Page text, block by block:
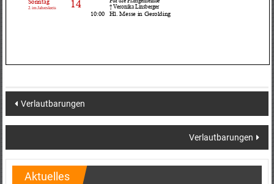
Post
navigation
Verlautbarungen
Verlautbarungen
Aktuelles